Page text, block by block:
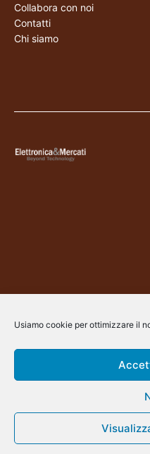
Usiamo cookie per ottimizzare il
Collabora con noi
Contatti
Chi siamo
@ArsCommunication 2023